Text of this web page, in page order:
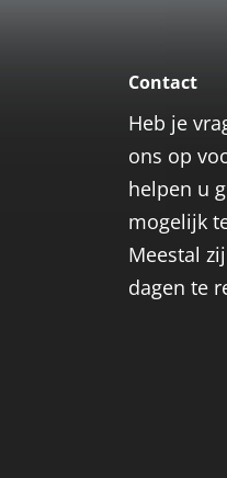
Contact
Heb je
ons op
helpen u
mogelijk
Meestal
dagen te